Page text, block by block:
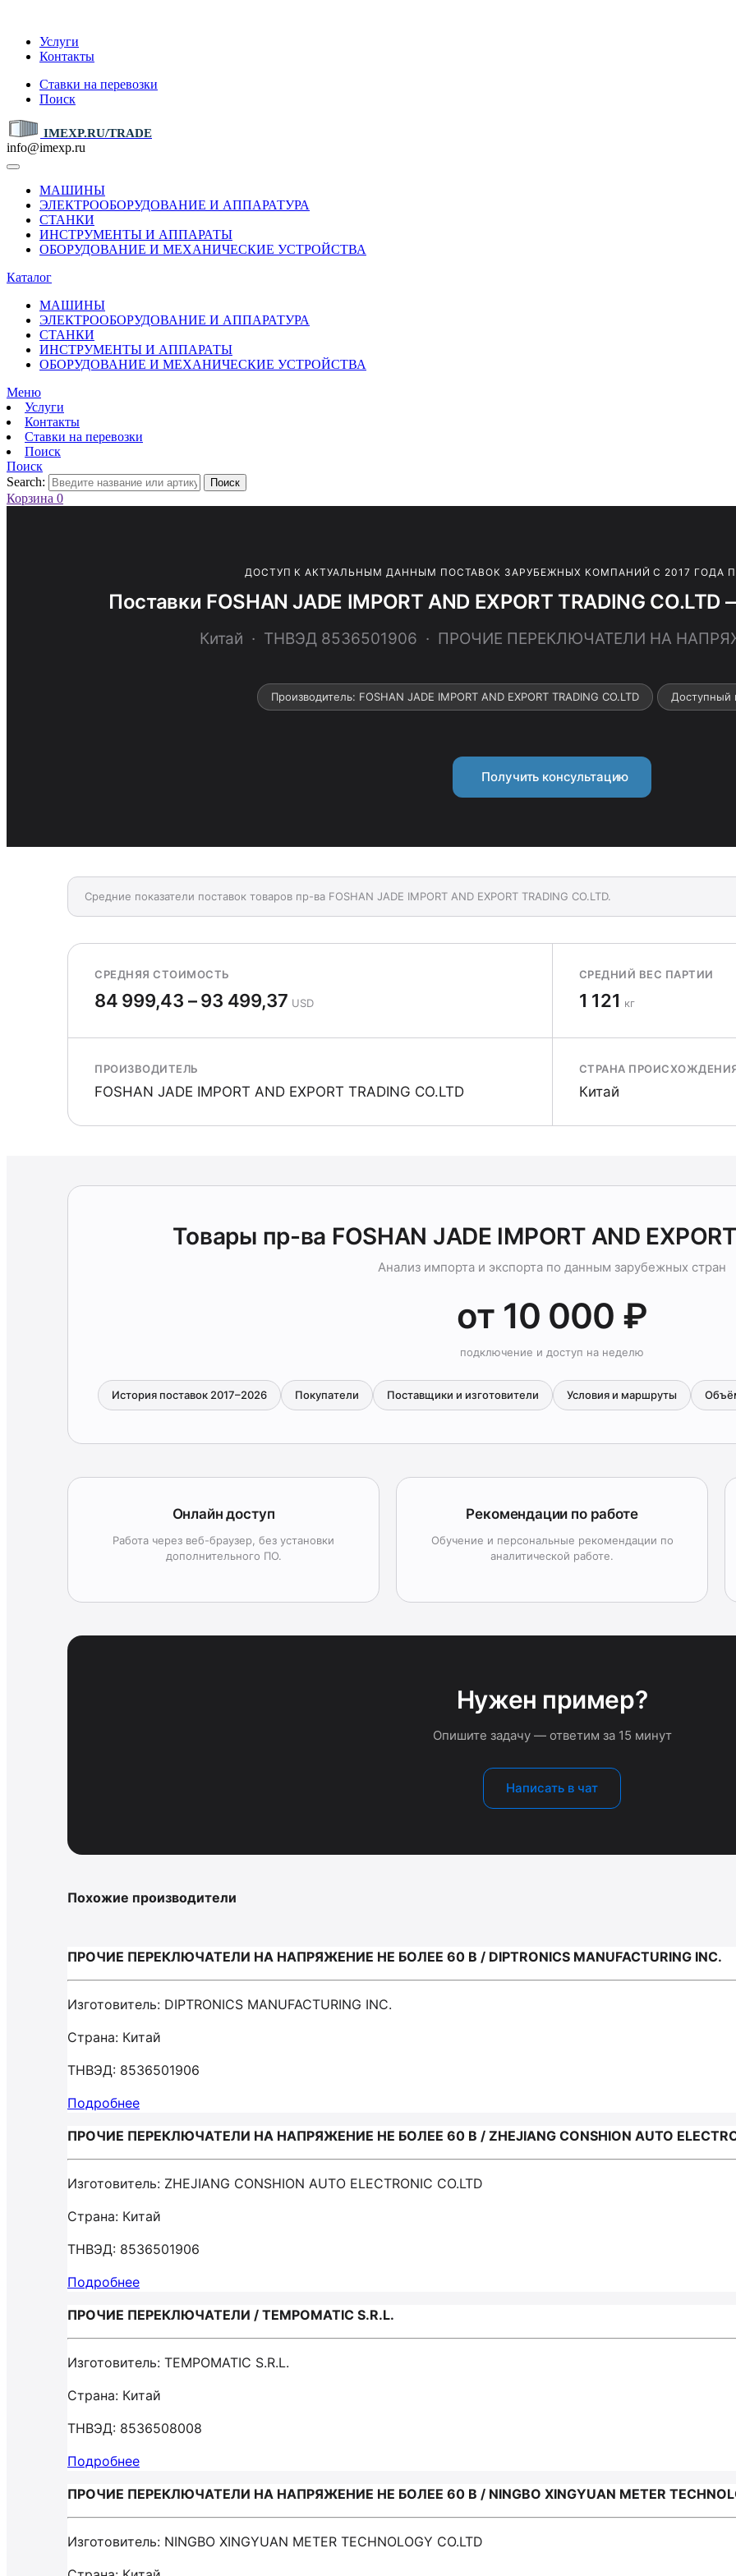
Услуги
Контакты
Ставки на перевозки
Поиск
IMEXP.RU/TRADE
info@imexp.ru
МАШИНЫ
ЭЛЕКТРООБОРУДОВАНИЕ И АППАРАТУРА
СТАНКИ
ИНСТРУМЕНТЫ И АППАРАТЫ
ОБОРУДОВАНИЕ И МЕХАНИЧЕСКИЕ УСТРОЙСТВА
Каталог
МАШИНЫ
ЭЛЕКТРООБОРУДОВАНИЕ И АППАРАТУРА
СТАНКИ
ИНСТРУМЕНТЫ И АППАРАТЫ
ОБОРУДОВАНИЕ И МЕХАНИЧЕСКИЕ УСТРОЙСТВА
Меню
Услуги
Контакты
Ставки на перевозки
Поиск
Поиск
Search:
Поиск
Корзина 0
ДОСТУП К АКТУАЛЬНЫМ ДАННЫМ ПОСТАВОК ЗАРУБЕЖНЫХ КОМПАНИЙ С 2017 ГОДА
Поставки FOSHAN JADE IMPORT AND EXPORT TRADING
Китай · ТНВЭД 8536501906 · ПРОЧИЕ ПЕРЕКЛЮЧАТЕЛИ НА
Производитель: FOSHAN JADE IMPORT AND EXPORT TRADING CO.LTD Доступный
Получить консультацию
Средние показатели поставок товаров пр-ва FOSHAN JADE IMPORT AND EXPORT TRADING CO.LTD.
СРЕДНЯЯ СТОИМОСТЬ
84 999,43 – 93 499,37 USD
СРЕДНИЙ ВЕС ПАРТИИ
1 121 кг
ПРОИЗВОДИТЕЛЬ
FOSHAN JADE IMPORT AND EXPORT TRADING CO.LTD
СТРАНА
Китай
Товары пр-ва FOSHAN JADE IMPORT AND
Анализ импорта и экспорта по данным зарубежных стран
от 10 000 ₽
подключение и доступ на неделю
История поставок 2017–2026 Покупатели Поставщики и изготовители Условия и маршруты
Онлайн доступ
Работа через веб-браузер, без установки
дополнительного ПО.
Рекомендации по работе
Обучение и персональные рекомендации по
аналитической работе.
Нужен пример?
Опишите задачу — ответим за 15 минут
Написать в чат
Похожие производители
ПРОЧИЕ ПЕРЕКЛЮЧАТЕЛИ НА НАПРЯЖЕНИЕ НЕ БОЛЕЕ 60 В / DIPTRONICS MANUFACTURING INC.
Изготовитель: DIPTRONICS MANUFACTURING INC.
Страна: Китай
ТНВЭД: 8536501906
Подробнее
ПРОЧИЕ ПЕРЕКЛЮЧАТЕЛИ НА НАПРЯЖЕНИЕ НЕ БОЛЕЕ 60 В / ZHEJIANG CONSHION AUTO
Изготовитель: ZHEJIANG CONSHION AUTO ELECTRONIC CO.LTD
Страна: Китай
ТНВЭД: 8536501906
Подробнее
ПРОЧИЕ ПЕРЕКЛЮЧАТЕЛИ / TEMPOMATIC S.R.L.
Изготовитель: TEMPOMATIC S.R.L.
Страна: Китай
ТНВЭД: 8536508008
Подробнее
ПРОЧИЕ ПЕРЕКЛЮЧАТЕЛИ НА НАПРЯЖЕНИЕ НЕ БОЛЕЕ 60 В / NINGBO XINGYUAN METER
Изготовитель: NINGBO XINGYUAN METER TECHNOLOGY CO.LTD